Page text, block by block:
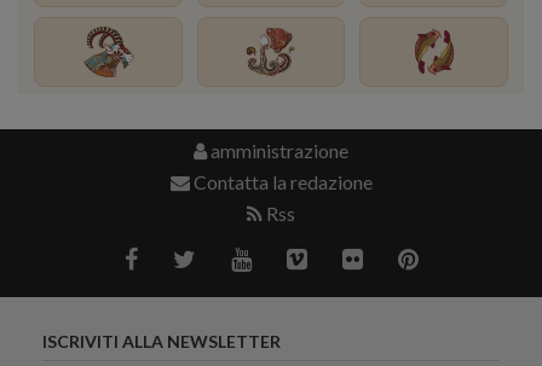
amministrazione
Contatta la redazione
Rss
ISCRIVITI ALLA NEWSLETTER